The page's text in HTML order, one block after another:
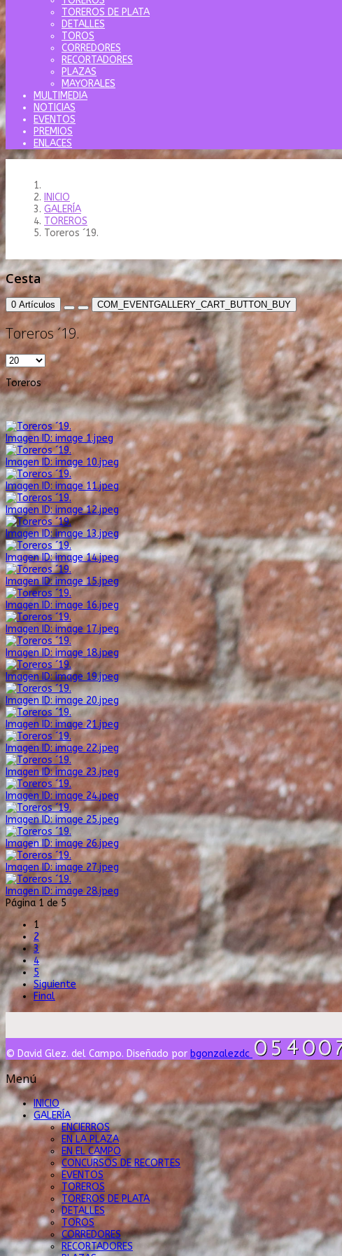
TOREROS DE PLATA
DETALLES
TOROS
CORREDORES
RECORTADORES
PLAZAS
MAYORALES
MULTIMEDIA
NOTICIAS
EVENTOS
PREMIOS
ENLACES
INICIO
GALERÍA
TOREROS
Toreros ´19.
Cesta
0 Artículos COM_EVENTGALLERY_CART_BUTTON_BUY
Toreros ´19.
Toreros
Imagen ID: image 1.jpeg
Imagen ID: image 10.jpeg
Imagen ID: image 11.jpeg
Imagen ID: image 12.jpeg
Imagen ID: image 13.jpeg
Imagen ID: image 14.jpeg
Imagen ID: image 15.jpeg
Imagen ID: image 16.jpeg
Imagen ID: image 17.jpeg
Imagen ID: image 18.jpeg
Imagen ID: image 19.jpeg
Imagen ID: image 20.jpeg
Imagen ID: image 21.jpeg
Imagen ID: image 22.jpeg
Imagen ID: image 23.jpeg
Imagen ID: image 24.jpeg
Imagen ID: image 25.jpeg
Imagen ID: image 26.jpeg
Imagen ID: image 27.jpeg
Imagen ID: image 28.jpeg
Página 1 de 5
1
2
3
4
5
Siguiente
Final
© David Glez. del Campo. Diseñado por bgonzalezdc
Menú
INICIO
GALERÍA
ENCIERROS
EN LA PLAZA
EN EL CAMPO
CONCURSOS DE RECORTES
EVENTOS
TOREROS
TOREROS DE PLATA
DETALLES
TOROS
CORREDORES
RECORTADORES